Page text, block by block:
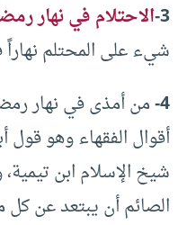
3-الاحتلام في نهار
شيء على المحتلم
4- من أمذى في نهار
أقوال الفقهاء وهو قول
شيخ الإسلام ابن
الصائم أن يبتعد عن كل